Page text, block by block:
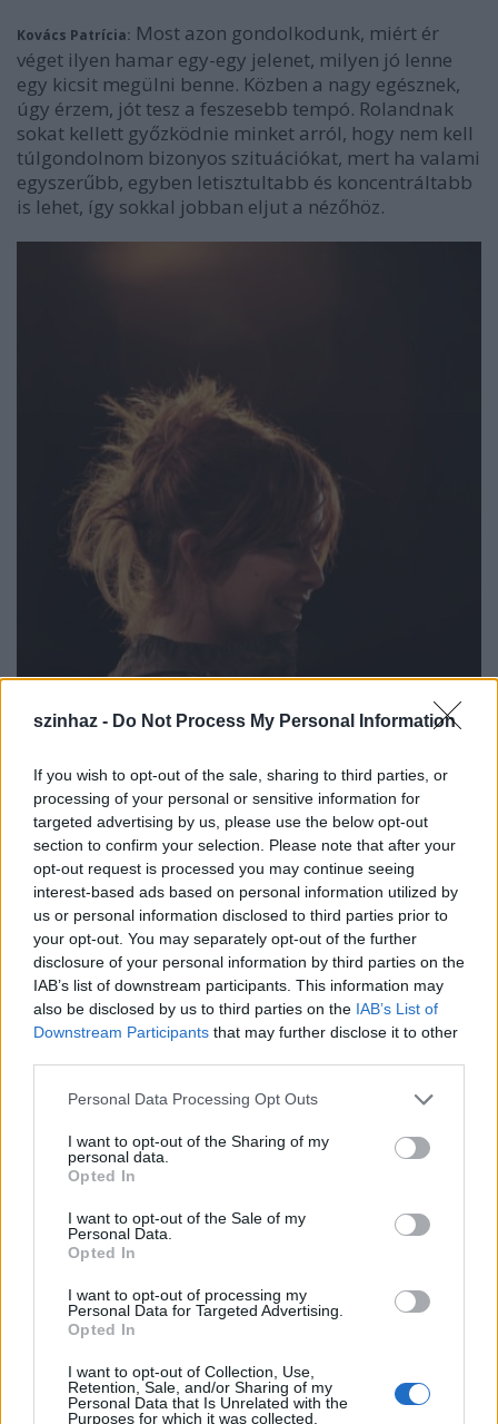
szinhaz - Do Not Process My Personal Information
If you wish to opt-out of the sale, sharing to third parties, or
processing of your personal or sensitive information for
targeted advertising by us, please use the below opt-out
section to confirm your selection. Please note that after your
opt-out request is processed you may continue seeing
interest-based ads based on personal information utilized by
us or personal information disclosed to third parties prior to
your opt-out. You may separately opt-out of the further
disclosure of your personal information by third parties on the
IAB’s list of downstream participants. This information may
also be disclosed by us to third parties on the IAB’s List of
Downstream Participants that may further disclose it to other
Please note that this website/app uses one or more Google
not limited to your visit or usage behaviour. You may click to
grant or deny consent to Google and its third-party tags to
use your data for below specified purposes in below Google
consent section.
Personal Data Processing Opt Outs
I want to opt-out of the Sharing of my
personal data.
Opted In
I want to opt-out of the Sale of my
Personal Data.
Opted In
I want to opt-out of processing my
Personal Data for Targeted Advertising.
Opted In
I want to opt-out of Collection, Use,
Retention, Sale, and/or Sharing of my
Personal Data that Is Unrelated with the
Purposes for which it was collected.
Kovács Patrícia: Most azon gondolkodunk, miért ér
véget ilyen hamar egy-egy jelenet, milyen jó lenne
egy kicsit megülni benne. Közben a nagy egésznek,
úgy érzem, jót tesz a feszesebb tempó. Rolandnak
sokat kellett győzködnie minket arról, hogy nem kell
túlgondolnom bizonyos szituációkat, mert ha valami
egyszerűbb, egyben letisztultabb és koncentráltabb
is lehet, így sokkal jobban eljut a nézőhöz.
Kovács Patrícia próba közben
Rába Roland:Igyekeztünk elkerülni, hogy lila köd
legyen a dologból. De az ember a próbafolyamat
bizonyos szakaszában vak lesz a saját munkáját
illetően. Ezért várom nagyon, hogy elkezdjünk nézők
jó, ahogy az első előadásig kialakul - biztos, hogy
utána is alakulni fog az előadás.
► Az Orlai Produkció előadásainak szériáit
Rába Roland:
egy ponton megint próbálni kell, mert kiöregednek a
most nyolcéves fiúk.
► Milyen volt a gyerekekkel dolgozni?
Érdekes... Épp most gondolkodtam